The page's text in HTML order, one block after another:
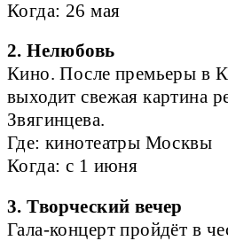
Когда: 26 мая
2. Нелюбовь
Кино. После премьеры в
выходит свежая картина
Звягинцева.
Где: кинотеатры Москвы
Когда: с 1 июня
3. Творческий вечер
Гала-концерт пройдёт в